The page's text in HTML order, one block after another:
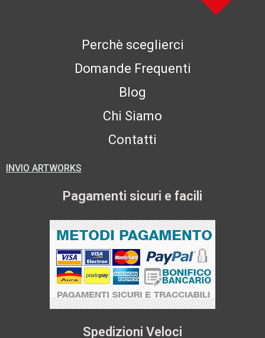
Perchè sceglierci
Domande Frequenti
Blog
Chi Siamo
Contatti
INVIO ARTWORKS
Pagamenti sicuri e facili
Spedizioni Veloci